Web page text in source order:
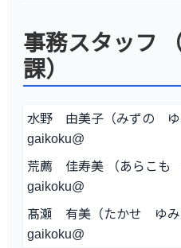
事務スタッフ
課）
水野 由美子（みずの ゆ
gaikoku@
荒薦 佳寿美 （あらこも
gaikoku@
髙瀬 有美（たかせ ゆみ
gaikoku@